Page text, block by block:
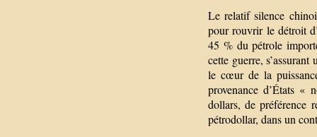
Le relatif silence
pour rouvrir le détroit
45 % du pétrole
cette guerre,
le cœur de la
provenance d’États «
dollars, de préférence
pétrodollar, dans un